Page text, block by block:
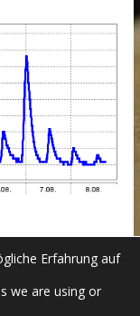
Erfahrung auf
we are using or